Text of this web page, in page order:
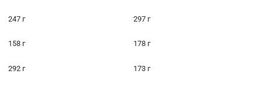
247 г 297 г
158 г 178 г
292 г 173 г